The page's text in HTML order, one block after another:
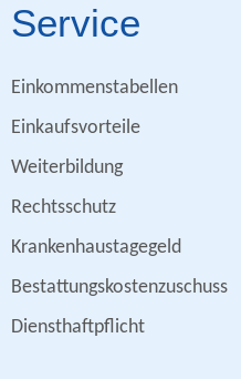
Service
Einkommenstabellen
Einkaufsvorteile
Weiterbildung
Rechtsschutz
Krankenhaustagegeld
Bestattungskostenzuschuss
Diensthaftpflicht